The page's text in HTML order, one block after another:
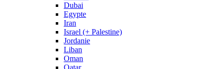
Dubai
Egypte
Iran
Israel (+ Palestine)
Jordanie
Liban
Oman
Qatar